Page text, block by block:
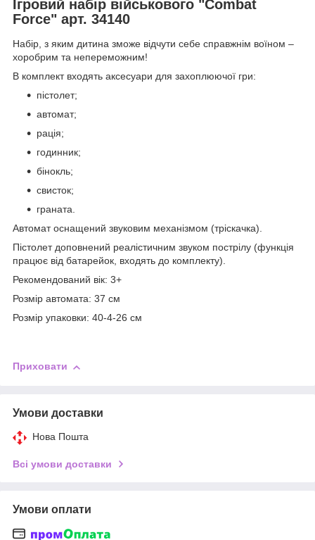
Ігровий набір військового "Combat
Force" арт. 34140
Набір, з яким дитина зможе відчути себе справжнім воїном –
хоробрим та непереможним!
В комплект входять аксесуари для захоплюючої гри:
пістолет;
автомат;
рація;
годинник;
бінокль;
свисток;
граната.
Автомат оснащений звуковим механізмом (тріскачка).
Пістолет доповнений реалістичним звуком пострілу (функція
працює від батарейок, входять до комплекту).
Рекомендований вік: 3+
Розмір автомата: 37 см
Розмір упаковки: 40-4-26 см
Приховати
Умови доставки
Нова Пошта
Всі умови доставки
Умови оплати